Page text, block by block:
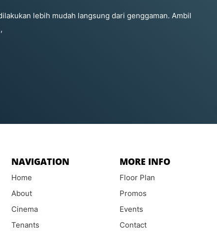
lebih mudah langsung dari genggaman. Ambil
NAVIGATION
Home
About
Cinema
Tenants
MORE INFO
Floor Plan
Promos
Events
Contact